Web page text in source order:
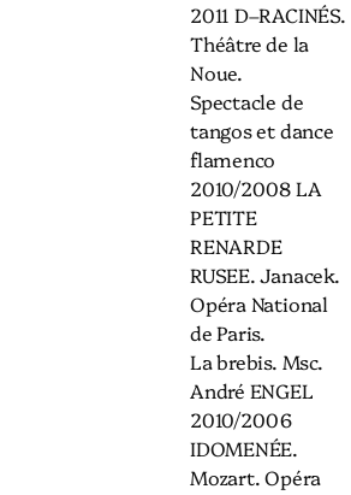
2011 D–RACINÉS.
Théâtre de la
Noue.
Spectacle de
tangos et dance
flamenco
2010/2008 LA
PETITE
RENARDE
RUSEE. Janacek.
Opéra National
de Paris.
La brebis. Msc.
André ENGEL
2010/2006
IDOMENÉE.
Mozart. Opéra